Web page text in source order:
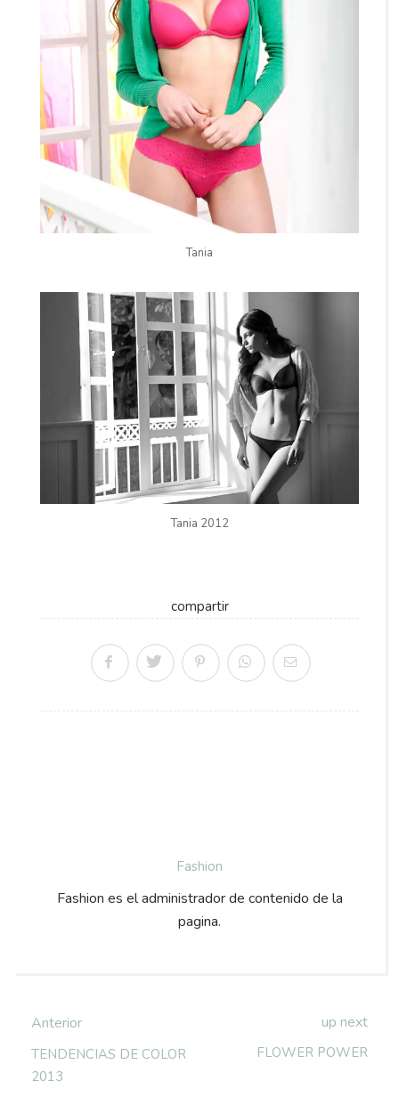
Tania
Tania 2012
compartir
Fashion
Fashion es el administrador de contenido de la
pagina.
Anterior
TENDENCIAS DE COLOR
2013
up next
FLOWER POWER